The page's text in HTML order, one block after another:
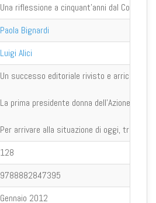
Una riflessione a cinquant'anni dal Concilio
Paola Bignardi
Luigi Alici
Un successo editoriale rivisto e arricchito
La prima presidente donna dell'Azione
Per arrivare alla situazione di oggi, tra
128
9788882847395
Gennaio 2012